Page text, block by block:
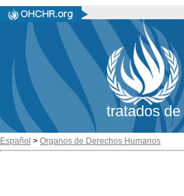
tratados
Español > Organos de Derechos Humanos